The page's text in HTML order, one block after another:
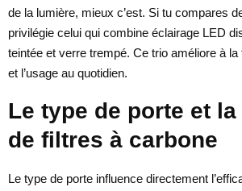
de la lumière, mieux c’est. Si tu compares
privilégie celui qui combine éclairage LED
teintée et verre trempé. Ce trio améliore à
et l’usage au quotidien.
Le type de porte et
de filtres à carbone
Le type de porte influence directement